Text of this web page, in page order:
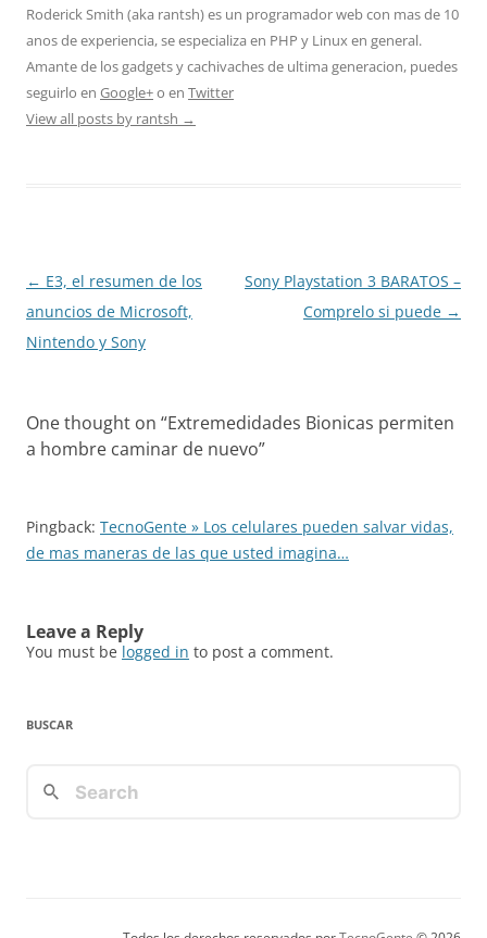
Roderick Smith (aka rantsh) es un programador web con mas de 10
anos de experiencia, se especializa en PHP y Linux en general.
Amante de los gadgets y cachivaches de ultima generacion, puedes
seguirlo en Google+o en Twitter
View all posts by rantsh →
Post
navigation
← E3, el resumen de los
anuncios de Microsoft,
Nintendo y Sony
Sony Playstation 3 BARATOS –
Comprelo si puede →
One thought on “Extremedidades Bionicas permiten
a hombre caminar de nuevo”
Pingback: TecnoGente » Los celulares pueden salvar vidas,
de mas maneras de las que usted imagina…
Leave a Reply
You must be logged in to post a comment.
BUSCAR